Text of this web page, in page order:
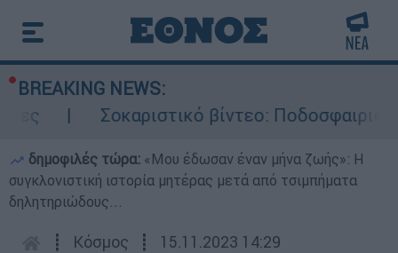
BREAKING NEWS:
Σοκαριστικό βίντεο: Ποδοσφαιριστής
δημοφιλές τώρα: «Μου έδωσαν έναν μήνα ζωής»: Η
συγκλονιστική ιστορία μητέρας μετά από τσιμπήματα
δηλητηριώδους...
┋ Κόσμος ┋ 15.11.2023 14:29